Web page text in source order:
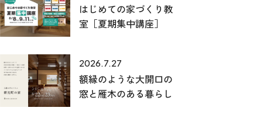
はじめての家づくり教
室［夏期集中講座］
2026.7.27
額縁のような大開口の
窓と雁木のある暮らし